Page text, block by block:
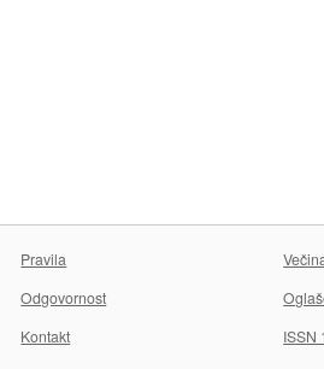
Pravila
Odgovornost
Kontakt
ISSN